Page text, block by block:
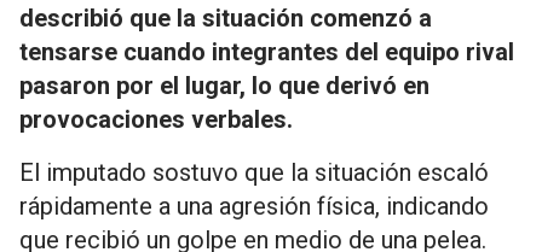
describió que la situación comenzó a
tensarse cuando integrantes del equipo rival
pasaron por el lugar, lo que derivó en
provocaciones verbales.
El imputado sostuvo que la situación escaló
rápidamente a una agresión física, indicando
que recibió un golpe en medio de una pelea.